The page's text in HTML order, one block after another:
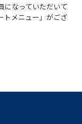
になっていただいて
トメニュー」がござ